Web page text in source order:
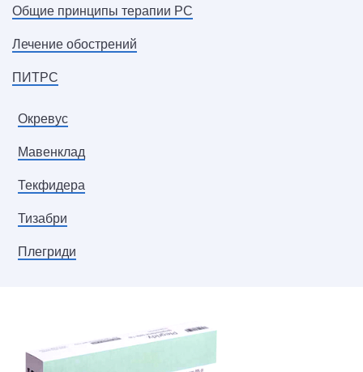
Общие принципы терапии РС
Лечение обострений
ПИТРС
Окревус
Мавенклад
Текфидера
Тизабри
Плегриди